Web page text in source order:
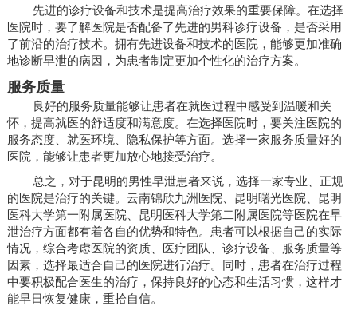
先进的诊疗设备和技术是提高治疗效果的重要保障。在选择
医院时，要了解医院是否配备了先进的男科诊疗设备，是否采用
了前沿的治疗技术。拥有先进设备和技术的医院，能够更加准确
地诊断早泄的病因，为患者制定更加个性化的治疗方案。
服务质量
良好的服务质量能够让患者在就医过程中感受到温暖和关
怀，提高就医的舒适度和满意度。在选择医院时，要关注医院的
服务态度、就医环境、隐私保护等方面。选择一家服务质量好的
医院，能够让患者更加放心地接受治疗。
总之，对于昆明的男性早泄患者来说，选择一家专业、正规
的医院是治疗的关键。云南锦欣九洲医院、昆明曙光医院、昆明
医科大学第一附属医院、昆明医科大学第二附属医院等医院在早
泄治疗方面都有着各自的优势和特色。患者可以根据自己的实际
情况，综合考虑医院的资质、医疗团队、诊疗设备、服务质量等
因素，选择最适合自己的医院进行治疗。同时，患者在治疗过程
中要积极配合医生的治疗，保持良好的心态和生活习惯，这样才
能早日恢复健康，重拾自信。